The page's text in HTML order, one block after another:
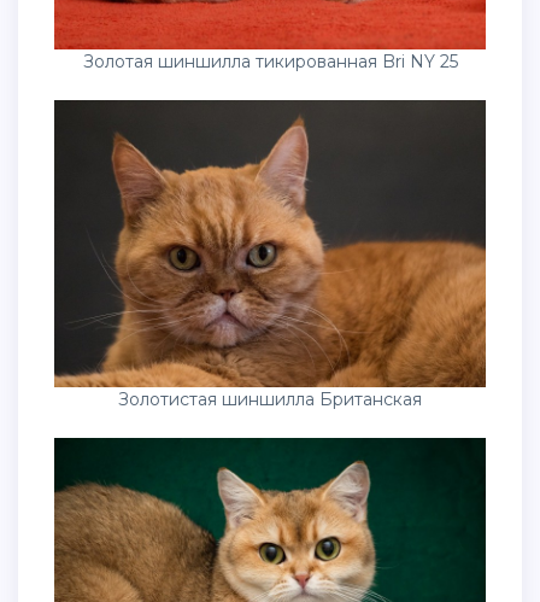
Золотая шиншилла тикированная Bri NY 25
Золотистая шиншилла Британская